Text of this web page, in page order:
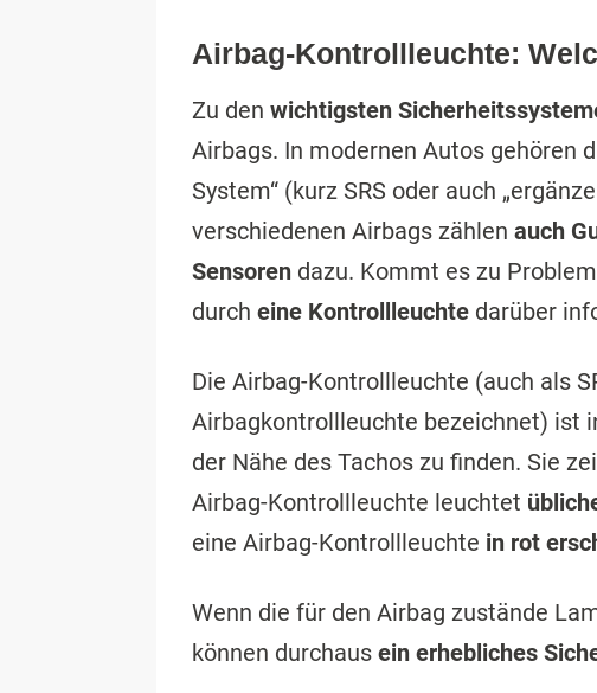
Airbag-Kontrollleuchte:
Zu den wichtigsten
Airbags. In modernen Autos gehören
System“ (kurz SRS oder auch
verschiedenen Airbags zählen auch
Sensoren dazu. Kommt es zu
durch eine Kontrollleuchte darüber
Die Airbag-Kontrollleuchte (auch als
Airbagkontrollleuchte bezeichnet) ist
der Nähe des Tachos zu finden. Sie
Airbag-Kontrollleuchte leuchtet
eine Airbag-Kontrollleuchte in rot
Wenn die für den Airbag zustände
können durchaus ein erhebliches